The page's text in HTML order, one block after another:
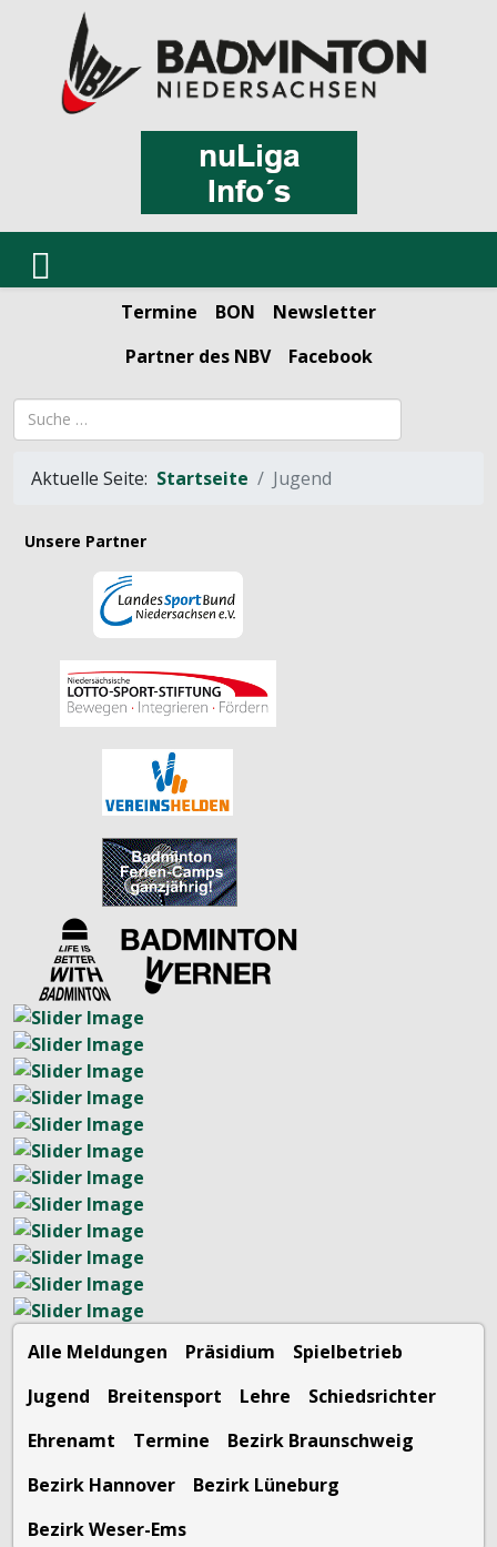
Termine BON
Newsletter
Partner des NBV
Facebook
Suchbegriff
Aktuelle Seite: Startseite Jugend
Unsere Partner
Alle Meldungen Präsidium
Spielbetrieb
Jugend
Breitensport Lehre
Schiedsrichter
Ehrenamt
Termine
Bezirk Braunschweig
Bezirk Hannover
Bezirk Lüneburg
Bezirk Weser-Ems